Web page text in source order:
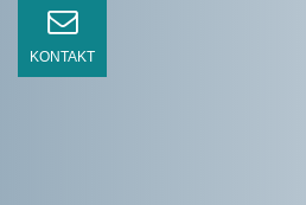
KONTAKT